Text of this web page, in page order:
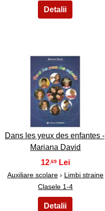
29
Dans les yeux des enfantes -
Mariana David
12 ,69
Auxiliare scolare› Limbi straine
Clasele 1-4